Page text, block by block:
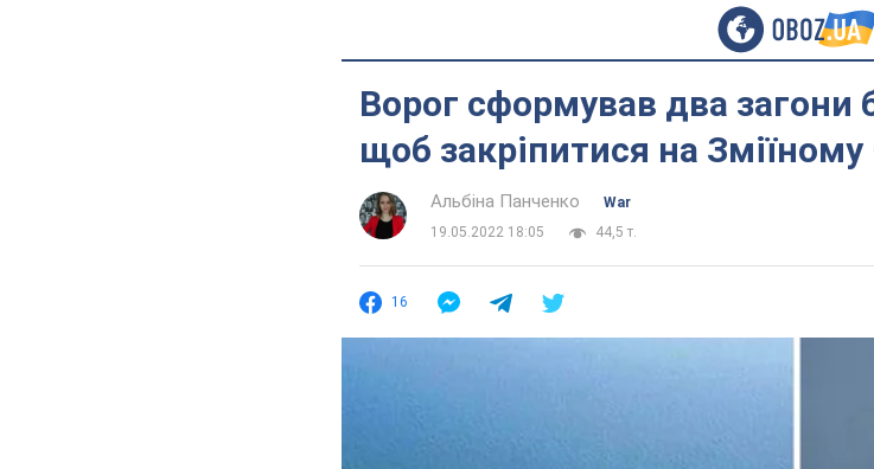
Ворог сформував два загони
щоб закріпитися на
Альбіна Панченко
War
19.05.2022 18:05
44,5 т.
16